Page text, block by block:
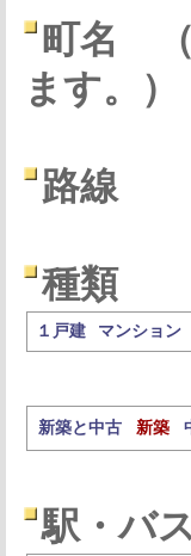
町名
ます。）
路線
種類
１戸建 マンション
新築と中古 新築
駅・バ